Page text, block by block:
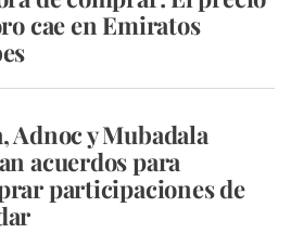
cae en Emiratos
Adnoc y Mubadala
acuerdos para
participaciones de